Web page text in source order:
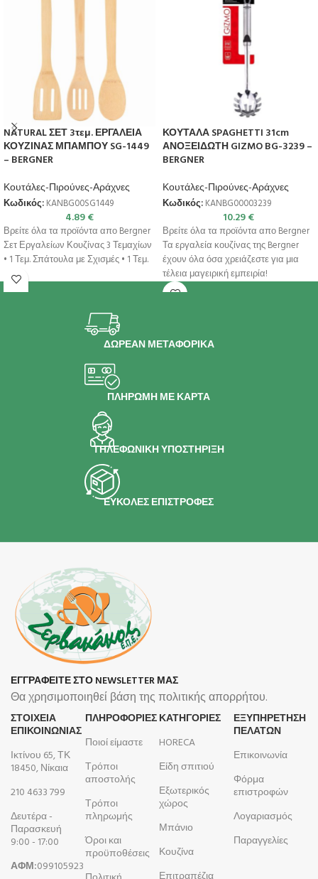
NATURAL ΣΕΤ 3τεμ. ΕΡΓΑΛΕΙΑ
ΚΟΥΖΙΝΑΣ ΜΠΑΜΠΟΥ SG-1449
– BERGNER
Κουτάλες-Πιρούνες-Αράχνες
Κωδικός: KANBG00SG1449
4.89€
Βρείτε όλα τα προϊόντα απο Bergner
Σετ Εργαλείων Κουζίνας 3 Τεμαχίων
• 1 Τεμ. Σπάτουλα με Σχισμές • 1 Τεμ.
ΚΟΥΤΑΛΑ SPAGHETTI 31cm
ΑΝΟΞΕΙΔΩΤΗ GIZMO BG-3239 –
BERGNER
Κουτάλες-Πιρούνες-Αράχνες
Κωδικός: KANBG00003239
10.29€
Βρείτε όλα τα προϊόντα απο Bergner
Τα εργαλεία κουζίνας της Bergner
έχουν όλα όσα χρειάζεστε για μια
τέλεια μαγειρική εμπειρία!
ΔΩΡΕΑΝ ΜΕΤΑΦΟΡΙΚΑ
ΠΛΗΡΩΜΗ ΜΕ ΚΑΡΤΑ
ΤΗΛΕΦΩΝΙΚΗ ΥΠΟΣΤΗΡΙΞΗ
ΕΥΚΟΛΕΣ ΕΠΙΣΤΡΟΦΕΣ
ΕΓΓΡΑΦΕΙΤΕ ΣΤΟ NEWSLETTER ΜΑΣ
Θα χρησιμοποιηθεί βάση της πολιτικής απορρήτου.
ΣΤΟΙΧΕΙΑ
ΕΠΙΚΟΙΝΩΝΙΑΣ
Ικτίνου 65, ΤΚ
18450, Νίκαια
210 4633 799
Δευτέρα -
Παρασκευή
9:00 - 17:00
ΑΦΜ:099105923
ΠΛΗΡΟΦΟΡΊΕΣ
Ποιοί είμαστε
Τρόποι
αποστολής
Τρόποι
πληρωμής
Όροι και
προϋποθέσεις
ΚΑΤΗΓΟΡΙΕΣ
HORECA
Είδη σπιτιού
Εξωτερικός
χώρος
Μπάνιο
Κουζίνα
ΕΞΥΠΗΡΕΤΗΣΗ
ΠΕΛΑΤΩΝ
Επικοινωνία
Φόρμα
επιστροφών
Λογαριασμός
Παραγγελίες